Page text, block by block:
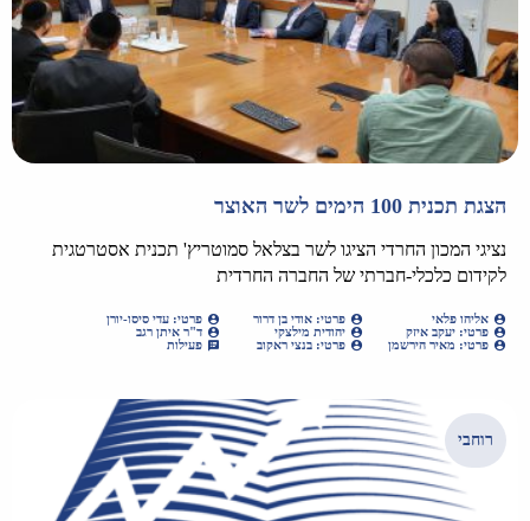
הצגת תכנית 100 הימים לשר האוצר
נציגי המכון החרדי הציגו לשר בצלאל סמוטריץ' תכנית אסטרטגית
לקידום כלכלי-חברתי של החברה החרדית
אליהו פלאי פרטי: אודי בן דרור
פרטי: עדי סיסו-יורן
פרטי: יעקב איזק
יהודית מילצקי
ד"ר איתן רגב
פרטי: מאיר הירשמן
פרטי: בנצי ראקוב פעילות
רוחבי